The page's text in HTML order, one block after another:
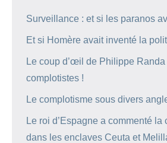
Surveillance : et si les paranos
Et si Homère avait inventé la
Le coup d’œil de Philippe Randa
complotistes !
Le complotisme sous divers
Le roi d’Espagne a commenté la
dans les enclaves Ceuta et